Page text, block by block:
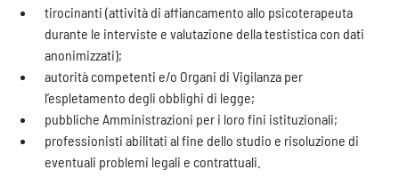
tirocinanti (attività di affiancamento allo psicoterapeuta
durante le interviste e valutazione della testistica con dati
anonimizzati);
autorità competenti e/o Organi di Vigilanza per
l’espletamento degli obblighi di legge;
pubbliche Amministrazioni per i loro fini istituzionali;
professionisti abilitati al fine dello studio e risoluzione di
eventuali problemi legali e contrattuali.